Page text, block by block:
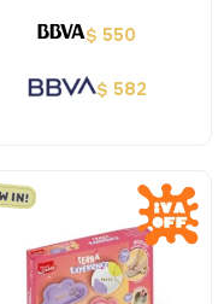
$ 550
$ 582